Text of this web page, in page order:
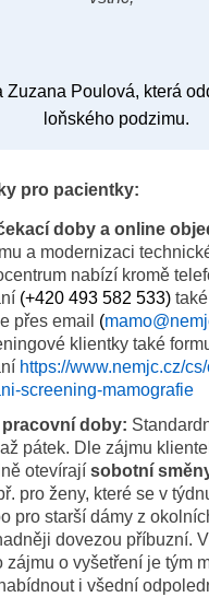
Zuzana Poulová, která
loňského podzimu.
pro pacientky:
doby a online
a modernizaci
nabízí kromě
(+420 493 582 533)
přes email (
klientky také
https://www.nemjc.cz/
screening-mamografie
pracovní doby:
pátek. Dle zájmu
otevírají sobotní
pro ženy, které se v
pro starší dámy z
dovezou příbuzní.
zájmu o vyšetření je tým
i všední